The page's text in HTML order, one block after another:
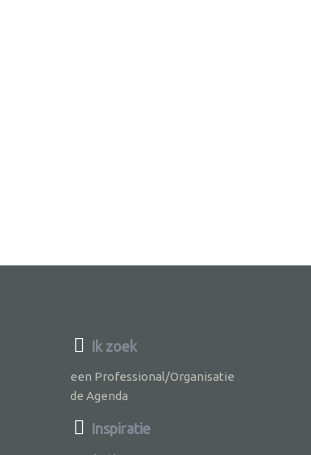
Ik zoek
een Professional/Organisatie
de Agenda
Inspiratie